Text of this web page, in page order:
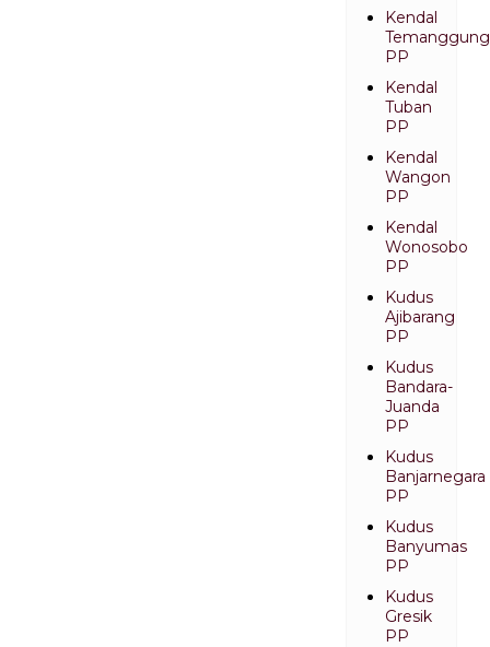
Kendal
Temanggung
PP
Kendal
Tuban
PP
Kendal
Wangon
PP
Kendal
Wonosobo
PP
Kudus
Ajibarang
PP
Kudus
Bandara-
Juanda
PP
Kudus
Banjarnegara
PP
Kudus
Banyumas
PP
Kudus
Gresik
PP